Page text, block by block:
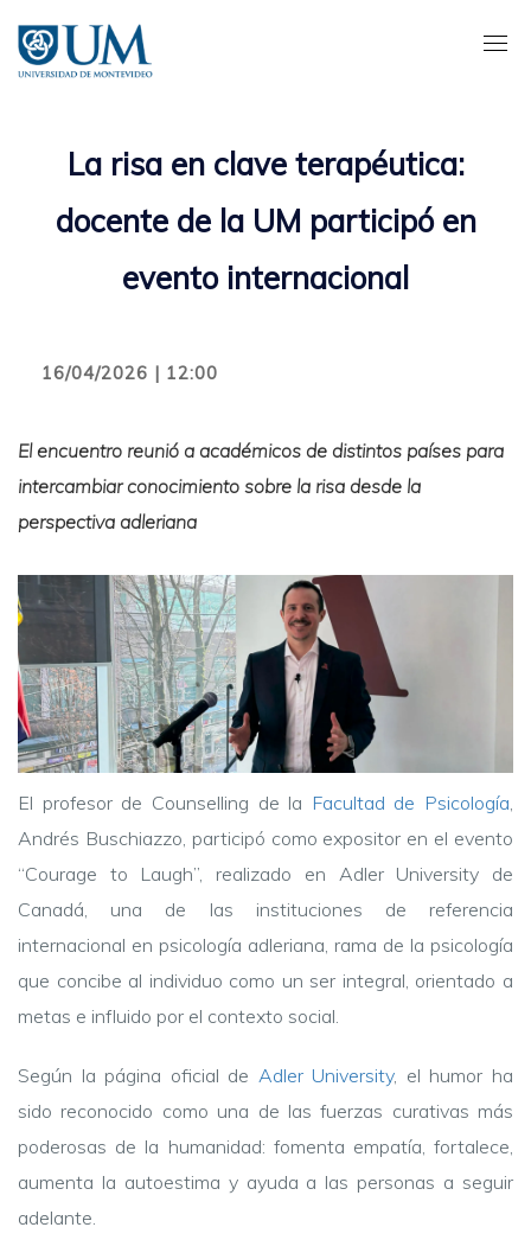
contenido
principal
La risa en clave terapéutica:
docente de la UM participó en
evento internacional
16/04/2026 | 12:00
El encuentro reunió a académicos de distintos países para
intercambiar conocimiento sobre la risa desde la
perspectiva adleriana
El profesor de Counselling de la Facultad de Psicología,
Andrés Buschiazzo, participó como expositor en el evento
“Courage to Laugh”, realizado en Adler University de
Canadá, una de las instituciones de referencia
internacional en psicología adleriana, rama de la psicología
que concibe al individuo como un ser integral, orientado a
metas e influido por el contexto social.
Según la página oficial de Adler University, el humor ha
sido reconocido como una de las fuerzas curativas más
poderosas de la humanidad: fomenta empatía, fortalece,
aumenta la autoestima y ayuda a las personas a seguir
adelante.